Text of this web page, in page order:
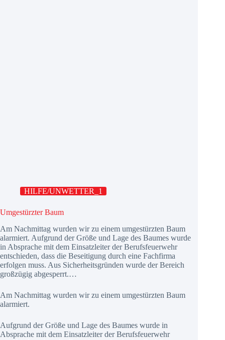
HILFE/UNWETTER_1
Umgestürzter Baum
Am Nachmittag wurden wir zu einem umgestürzten Baum
alarmiert. Aufgrund der Größe und Lage des Baumes wurde
in Absprache mit dem Einsatzleiter der Berufsfeuerwehr
entschieden, dass die Beseitigung durch eine Fachfirma
erfolgen muss. Aus Sicherheitsgründen wurde der Bereich
großzügig abgesperrt.…
Am Nachmittag wurden wir zu einem umgestürzten Baum
alarmiert.
Aufgrund der Größe und Lage des Baumes wurde in
Absprache mit dem Einsatzleiter der Berufsfeuerwehr